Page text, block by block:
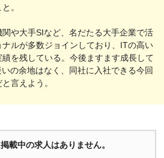
。
や大手SIなど、名だたる大手企業で活
ルが多数ジョインしており、ITの高い
を残している。今後ますます成長して
の余地はなく、同社に入社できる今回
言えよう。
載中の求人はありません。